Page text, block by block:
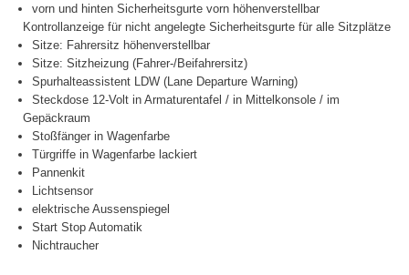
vorn und hinten Sicherheitsgurte vorn höhenverstellbar
Kontrollanzeige für nicht angelegte Sicherheitsgurte für alle Sitzplätze
Sitze: Fahrersitz höhenverstellbar
Sitze: Sitzheizung (Fahrer-/Beifahrersitz)
Spurhalteassistent LDW (Lane Departure Warning)
Steckdose 12-Volt in Armaturentafel / in Mittelkonsole / im
Gepäckraum
Stoßfänger in Wagenfarbe
Türgriffe in Wagenfarbe lackiert
Pannenkit
Lichtsensor
elektrische Aussenspiegel
Start Stop Automatik
Nichtraucher